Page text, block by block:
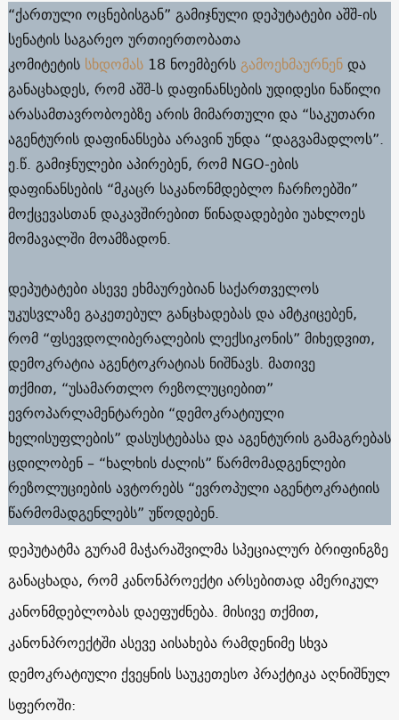
“ქართული ოცნებისგან” გამიჯნული დეპუტატები აშშ-ის
სენატის საგარეო ურთიერთობათა
კომიტეტის სხდომას18 ნოემბერსგამოეხმაურნენდა
განაცხადეს, რომ აშშ-ს დაფინანსების უდიდესი ნაწილი
არასამთავრობოებზე არის მიმართული და “საკუთარი
აგენტურის დაფინანსება არავინ უნდა “დაგვამადლოს”.
ე.წ. გამიჯნულები აპირებენ, რომ NGO-ების
დაფინანსების “მკაცრ საკანონმდებლო ჩარჩოებში”
მოქცევასთან დაკავშირებით წინადადებები უახლოეს
მომავალში მოამზადონ.
დეპუტატები ასევე ეხმაურებიან საქართველოს
უკუსვლაზე გაკეთებულ განცხადებას და ამტკიცებენ,
რომ “ფსევდოლიბერალების ლექსიკონის” მიხედვით,
დემოკრატია აგენტოკრატიას ნიშნავს. მათივე
თქმით, “უსამართლო რეზოლუციებით”
ევროპარლამენტარები “დემოკრატიული
ხელისუფლების” დასუსტებასა და აგენტურის გამაგრებას
ცდილობენ – “ხალხის ძალის” წარმომადგენლები
რეზოლუციების ავტორებს “ევროპული აგენტოკრატიის
წარმომადგენლებს” უწოდებენ.
დეპუტატმა გურამ მაჭარაშვილმა სპეციალურ ბრიფინგზე
განაცხადა, რომ კანონპროექტი არსებითად ამერიკულ
კანონმდებლობას დაეფუძნება. მისივე თქმით,
კანონპროექტში ასევე აისახება რამდენიმე სხვა
დემოკრატიული ქვეყნის საუკეთესო პრაქტიკა აღნიშნულ
სფეროში: